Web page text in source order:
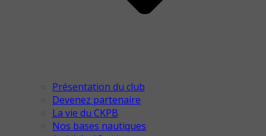
Présentation du club
Devenez partenaire
La vie du CKPB
Nos bases nautiques